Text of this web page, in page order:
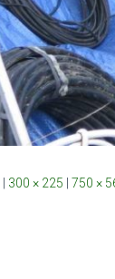
300 × 225 750 ×